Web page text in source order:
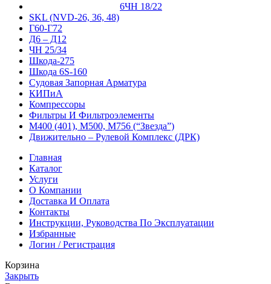
6ЧН 18/22
SKL (NVD-26, 36, 48)
Г60-Г72
Д6 – Д12
ЧН 25/34
Шкода-275
Шкода 6S-160
Судовая Запорная Арматура
КИПиА
Компрессоры
Фильтры И Фильтроэлементы
М400 (401), М500, М756 (“Звезда”)
Движительно – Рулевой Комплекс (ДРК)
Главная
Каталог
Услуги
О Компании
Доставка И Оплата
Контакты
Инструкции, Руководства По Эксплуатации
Избранные
Логин / Регистрация
Корзина
Закрыть